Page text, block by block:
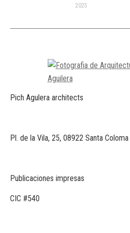
2025
Pich Agulera architects
Pl. de la Vila, 25, 08922 Santa
Publicaciones impresas
CIC #540